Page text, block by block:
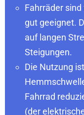
Fahrräder
gut geeignet.
auf langen
Steigungen.
Die Nutzung
Fahrrad
(der